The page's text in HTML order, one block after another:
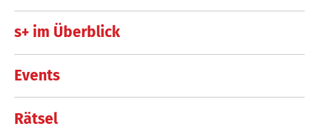
s+ im Überblick
Events
Rätsel